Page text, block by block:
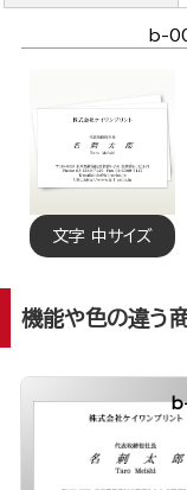
b-
文字 中サイズ
機能や色の違う